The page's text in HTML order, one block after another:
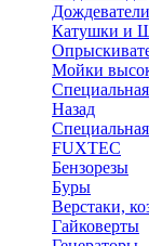
Дождеватели
Катушки и
Мойки
Назад
FUXTEC
Бензорезы
Буры
Верстаки,
Гайковерты